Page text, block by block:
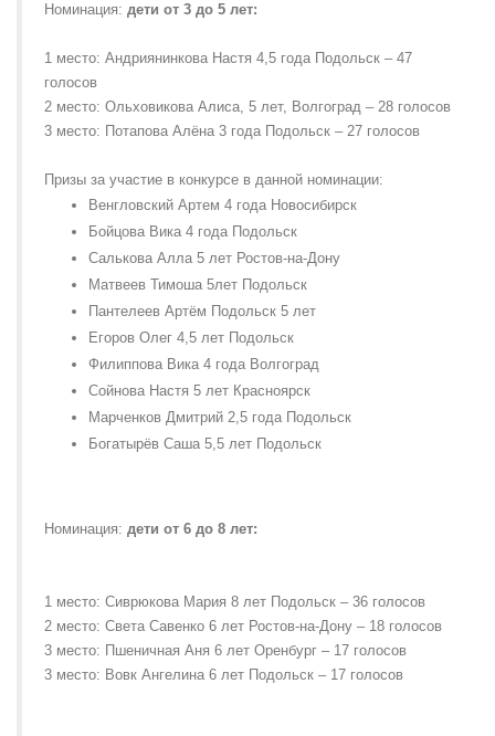
Номинация: дети от 3 до 5 лет:
1 место: Андриянинкова Настя 4,5 года Подольск – 47
голосов
2 место: Ольховикова Алиса, 5 лет, Волгоград – 28 голосов
3 место: Потапова Алёна 3 года Подольск – 27 голосов
Призы за участие в конкурсе в данной номинации:
Венгловский Артем 4 года Новосибирск
Бойцова Вика 4 года Подольск
Салькова Алла 5 лет Ростов-на-Дону
Матвеев Тимоша 5лет Подольск
Пантелеев Артём Подольск 5 лет
Егоров Олег 4,5 лет Подольск
Филиппова Вика 4 года Волгоград
Сойнова Настя 5 лет Красноярск
Марченков Дмитрий 2,5 года Подольск
Богатырёв Саша 5,5 лет Подольск
Номинация: дети от 6 до 8 лет:
1 место: Сиврюкова Мария 8 лет Подольск – 36 голосов
2 место: Света Савенко 6 лет Ростов-на-Дону – 18 голосов
3 место: Пшеничная Аня 6 лет Оренбург – 17 голосов
3 место: Вовк Ангелина 6 лет Подольск – 17 голосов